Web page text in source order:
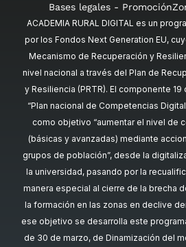
Bases legales - Promoción
ACADEMIA RURAL DIGITAL es un
por los Fondos Next Generation EU,
Mecanismo de Recuperación y
nivel nacional a través del Plan de
y Resiliencia (PRTR). El componente
“Plan nacional de Competencias
como objetivo “aumentar el nivel de
(básicas y avanzadas) mediante
grupos de población”, desde la
la universidad, pasando por la
manera especial al cierre de la brecha
la formación en las zonas en declive
ese objetivo se desarrolla este
de 30 de marzo, de Dinamización del